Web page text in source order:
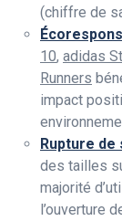
(chiffre de
10, adidas
Runners
impact
Rupture
des tailles
majorité
l’ouverture